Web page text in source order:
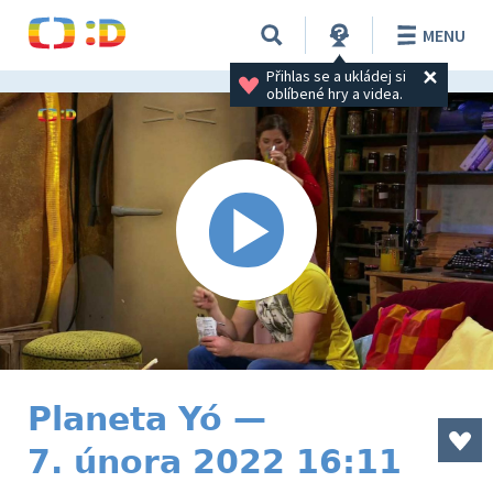
Přihlas se a ukládej si
oblíbené hry a videa.
MENU
Planeta Yó —
7. února 2022 16:11